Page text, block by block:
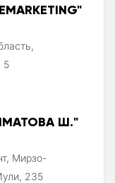
5
Ш."
Мирзо-
235